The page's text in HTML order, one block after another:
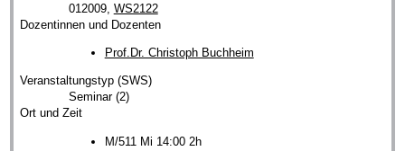
012009, WS2122
Dozentinnen und Dozenten
Prof.Dr. Christoph Buchheim
Veranstaltungstyp (SWS)
Seminar (2)
Ort und Zeit
M/511 Mi 14:00 2h